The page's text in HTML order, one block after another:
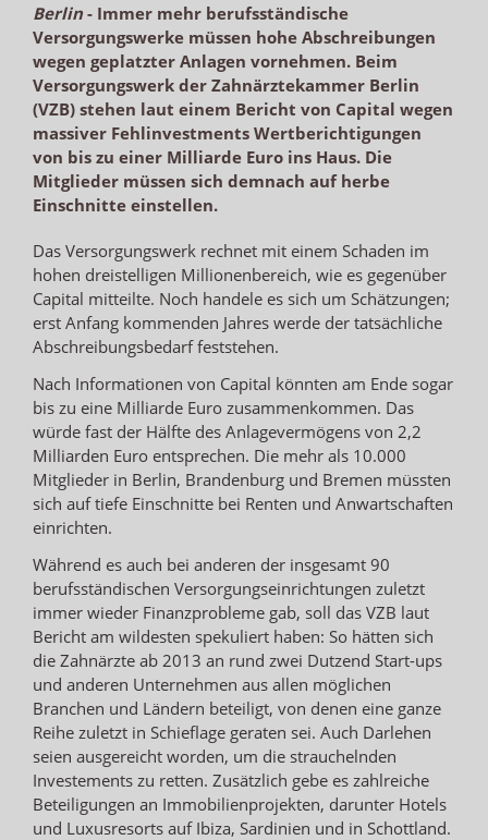
Berlin- Immer mehr berufsständische
Versorgungswerke müssen hohe Abschreibungen
wegen geplatzter Anlagen vornehmen. Beim
Versorgungswerk der Zahnärztekammer Berlin
(VZB) stehen laut einem Bericht von Capital wegen
massiver Fehlinvestments Wertberichtigungen
von bis zu einer Milliarde Euro ins Haus. Die
Mitglieder müssen sich demnach auf herbe
Einschnitte einstellen.
Das Versorgungswerk rechnet mit einem Schaden im
hohen dreistelligen Millionenbereich, wie es gegenüber
Capital mitteilte. Noch handele es sich um Schätzungen;
erst Anfang kommenden Jahres werde der tatsächliche
Abschreibungsbedarf feststehen.
Nach Informationen von Capital könnten am Ende sogar
bis zu eine Milliarde Euro zusammenkommen. Das
würde fast der Hälfte des Anlagevermögens von 2,2
Milliarden Euro entsprechen. Die mehr als 10.000
Mitglieder in Berlin, Brandenburg und Bremen müssten
sich auf tiefe Einschnitte bei Renten und Anwartschaften
einrichten.
Während es auch bei anderen der insgesamt 90
berufsständischen Versorgungseinrichtungen zuletzt
immer wieder Finanzprobleme gab, soll das VZB laut
Bericht am wildesten spekuliert haben: So hätten sich
die Zahnärzte ab 2013 an rund zwei Dutzend Start-ups
und anderen Unternehmen aus allen möglichen
Branchen und Ländern beteiligt, von denen eine ganze
Reihe zuletzt in Schieflage geraten sei. Auch Darlehen
seien ausgereicht worden, um die strauchelnden
Investements zu retten. Zusätzlich gebe es zahlreiche
Beteiligungen an Immobilienprojekten, darunter Hotels
und Luxusresorts auf Ibiza, Sardinien und in Schottland.